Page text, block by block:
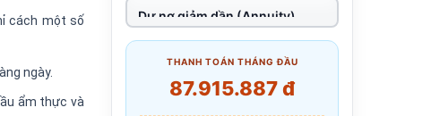
cách một số
ngày.
ẩm thực và
THANH TOÁN THÁNG ĐẦU
87.915.887 đ